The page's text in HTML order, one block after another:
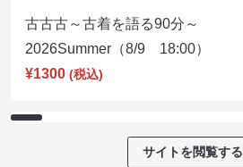
古古古～古着を語る90分～
2026Summer（8/9 18:00）
¥1300 (税込)
サイトを閲覧する